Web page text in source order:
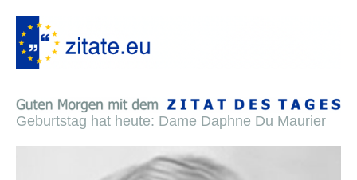
Geburtstag hat heute: Dame Daphne Du Maurier